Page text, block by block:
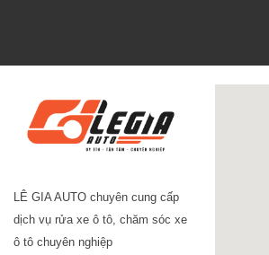
LÊ GIA AUTO chuyên cung cấp
dịch vụ rửa xe ô tô, chăm sóc xe
ô tô chuyên nghiệp